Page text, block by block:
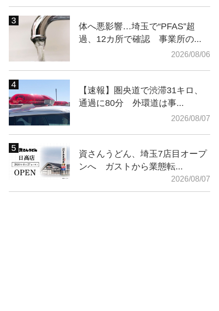
体へ悪影響…埼玉で“PFAS”超
過、12カ所で確認 事業所の...
2026/08/06
【速報】圏央道で渋滞31キロ、
通過に80分 外環道は事...
2026/08/07
資さんうどん、埼玉7店目オープ
ンへ ガストから業態転...
2026/08/07